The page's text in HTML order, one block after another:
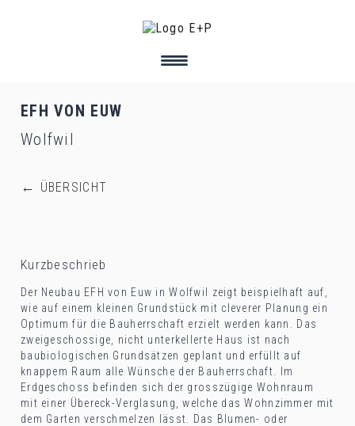
AKTUELLES
PORTFOLIO
KONTAKT
EFH VON EUW
Wolfwil
← ÜBERSICHT
Kurzbeschrieb
Der Neubau EFH von Euw in Wolfwil zeigt beispielhaft auf,
wie auf einem kleinen Grundstück mit cleverer Planung ein
Optimum für die Bauherrschaft erzielt werden kann. Das
zweigeschossige, nicht unterkellerte Haus ist nach
baubiologischen Grundsätzen geplant und erfüllt auf
knappem Raum alle Wünsche der Bauherrschaft. Im
Erdgeschoss befinden sich der grosszügige Wohnraum
mit einer Übereck-Verglasung, welche das Wohnzimmer mit
dem Garten verschmelzen lässt. Das Blumen- oder